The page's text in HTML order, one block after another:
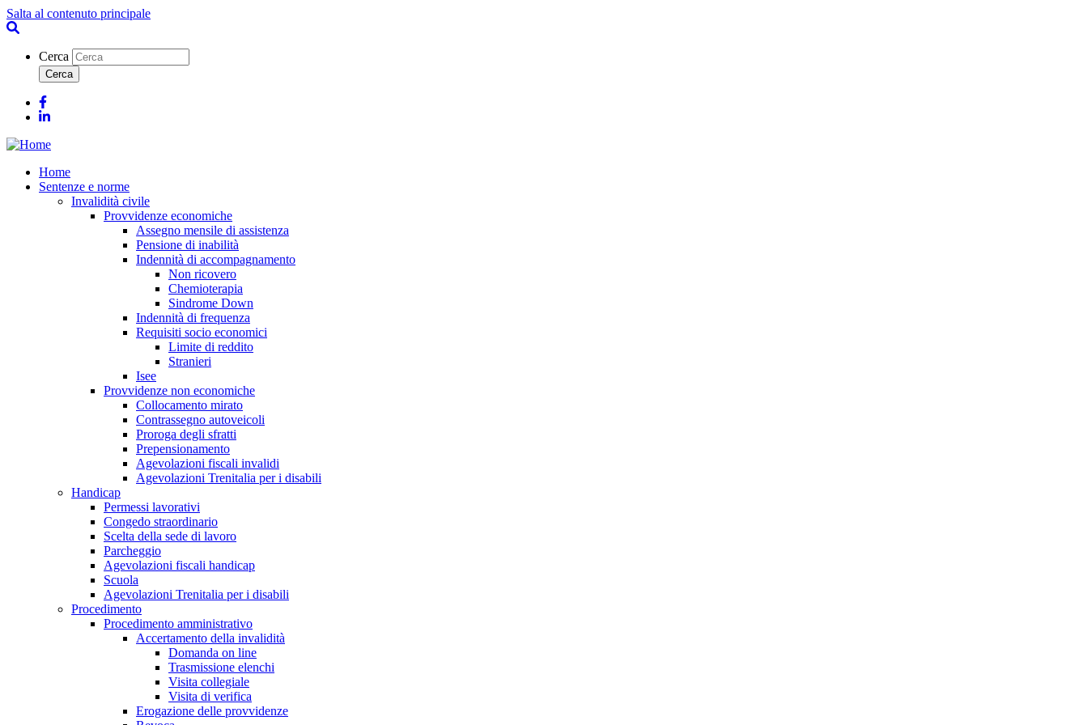
Salta al contenuto principale
Cerca
Facebook
Linkedin
Home
Sentenze e norme
Invalidità civile
Provvidenze economiche
Assegno mensile di assistenza
Pensione di inabilità
Indennità di accompagnamento
Non ricovero
Chemioterapia
Sindrome Down
Indennità di frequenza
Requisiti socio economici
Limite di reddito
Stranieri
Isee
Provvidenze non economiche
Collocamento mirato
Contrassegno autoveicoli
Proroga degli sfratti
Prepensionamento
Agevolazioni fiscali invalidi
Agevolazioni Trenitalia per i disabili
Handicap
Permessi lavorativi
Congedo straordinario
Scelta della sede di lavoro
Parcheggio
Agevolazioni fiscali handicap
Scuola
Agevolazioni Trenitalia per i disabili
Procedimento
Procedimento amministrativo
Accertamento della invalidità
Domanda on line
Trasmissione elenchi
Visita collegiale
Visita di verifica
Erogazione delle provvidenze